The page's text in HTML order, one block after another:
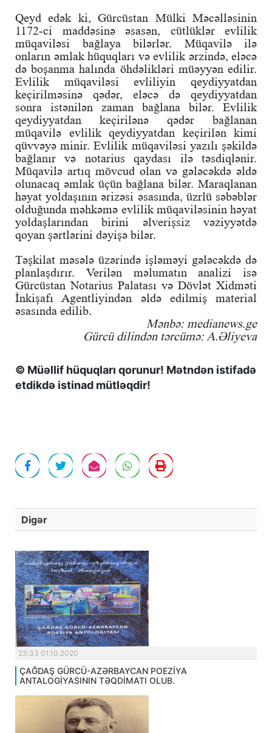
Qeyd edək ki, Gürcüstan Mülki Məcəlləsinin
1172-ci maddəsinə əsasən, cütlüklər evlilik
müqaviləsi bağlaya bilərlər. Müqavilə ilə
onların əmlak hüquqları və evlilik ərzində, eləcə
də boşanma halında öhdəlikləri müəyyən edilir.
Evlilik müqaviləsi evliliyin qeydiyyatdan
keçirilməsinə qədər, eləcə də qeydiyyatdan
sonra istənilən zaman bağlana bilər. Evlilik
qeydiyyatdan keçirilənə qədər bağlanan
müqavilə evlilik qeydiyyatdan keçirilən kimi
qüvvəyə minir. Evlilik müqaviləsi yazılı şəkildə
bağlanır və notarius qaydası ilə təsdiqlənir.
Müqavilə artıq mövcud olan və gələcəkdə əldə
olunacaq əmlak üçün bağlana bilər. Maraqlanan
həyat yoldaşının ərizəsi əsasında, üzrlü səbəblər
olduğunda məhkəmə evlilik müqaviləsinin həyat
yoldaşlarından birini əlverişsiz vəziyyətdə
qoyan şərtlərini dəyişə bilər.
Təşkilat məsələ üzərində işləməyi gələcəkdə də
planlaşdırır. Verilən məlumatın analizi isə
Gürcüstan Notarius Palatası və Dövlət Xidməti
İnkişafı Agentliyindən əldə edilmiş material
əsasında edilib.
Mənbə: medianews.ge
Gürcü dilindən tərcümə: A.Əliyeva
© Müəllif hüquqları qorunur! Mətndən istifadə
etdikdə istinad mütləqdir!
Digər
23:33 01.10.2020
ÇAĞDAŞ GÜRCÜ-AZƏRBAYCAN POEZİYA
ANTALOGİYASININ TƏQDİMATI OLUB.